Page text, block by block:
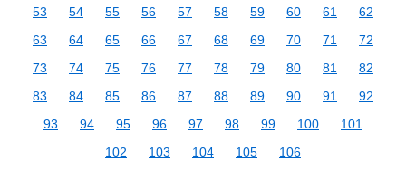
53
54 55 56 57 58 59 60 61
62
63
64 65 66 67 68 69 70 71
72
73
74 75 76 77 78 79 80 81
82
83
84 85 86 87 88 89 90 91
92
93
94 95 96 97 98 99 100
101
102
103 104 105 106